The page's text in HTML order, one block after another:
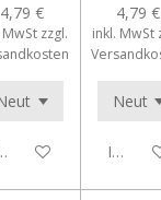
4,79 €
zzgl.
den Warenkorb
4,79 €
inkl. MwSt
In den